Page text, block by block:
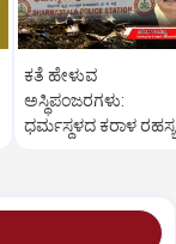
ಕತೆ ಹೇಳುವ
ಅಸ್ಥಿಪಂಜರಗಳು:
ಧರ್ಮಸ್ಥಳದ‌ ಕರಾಳ ರಹಸ್ಯ